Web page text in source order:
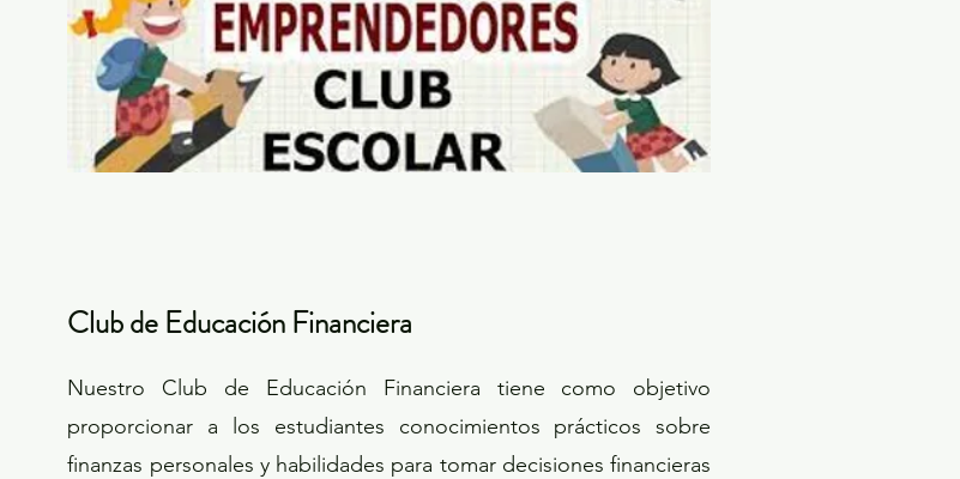
Club de Educación Financiera
Nuestro Club de Educación Financiera tiene como objetivo
proporcionar a los estudiantes conocimientos prácticos sobre
finanzas personales y habilidades para tomar decisiones financieras